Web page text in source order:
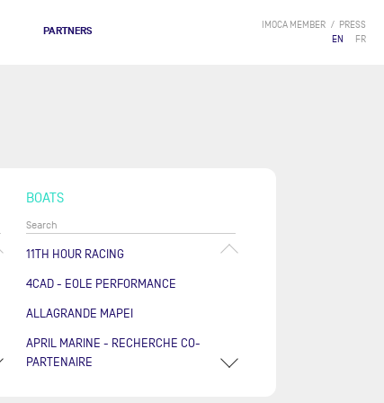
PARTNERS IMOCA MEMBER
PRESS
EN
FR
BOATS
11TH HOUR RACING
4CAD - EOLE PERFORMANCE
ALLAGRANDE MAPEI
APRIL MARINE - RECHERCHE CO-
PARTENAIRE